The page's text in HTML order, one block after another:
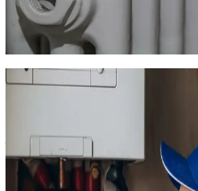
Plomberie installe et entretient votre
quartier universitaire. Remplacement de
installation de pompe à chaleur,
petits logements.
Installation de chauffage
Au Plan des 4 Seigneurs, la grande
chauffage électrique
.
années 60-70 sont équipés de
consomment beaucoup et chauffent
étudiantes ont souvent des radiateurs